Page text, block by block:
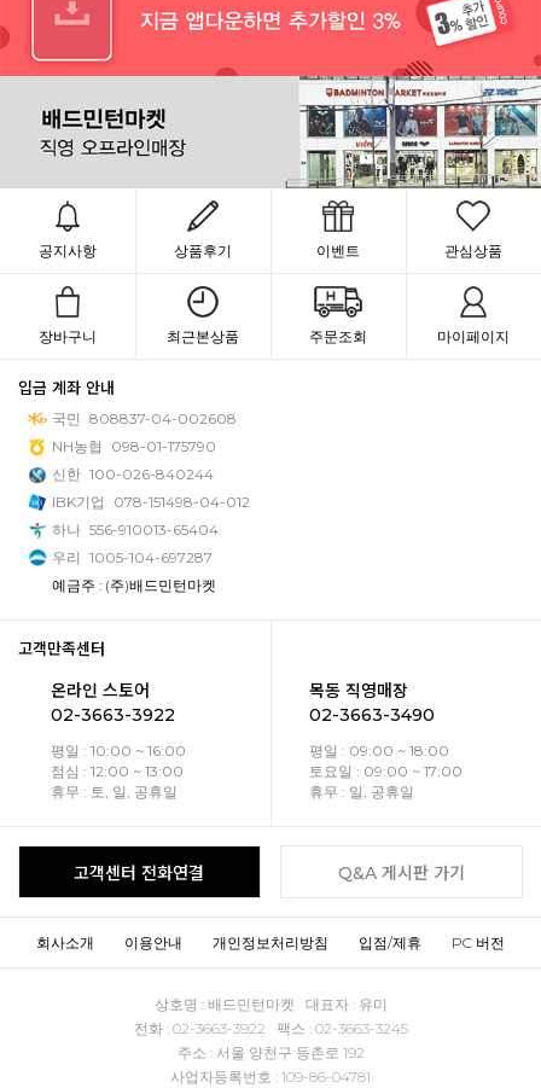
공지사항 상품후기 이벤트 관심상품
장바구니 최근본상품 주문조회 마이페이지
입금 계좌 안내
국민 808837-04-002608
NH농협
098-01-175790
신한 100-026-840244
IBK기업
078-151498-04-012
하나 556-910013-65404
우리 1005-104-697287
예금주 : (주)배드민턴마켓
고객만족센터
온라인 스토어
02-3663-3922
평일 : 10:00 ~ 16:00
점심 : 12:00 ~ 13:00
휴무 : 토, 일, 공휴일
목동 직영매장
02-3663-3490
평일 : 09:00 ~ 18:00
토요일 : 09:00 ~ 17:00
휴무 : 일, 공휴일
고객센터 전화연결 Q&A 게시판 가기
회사소개 이용안내 개인정보처리방침 입점/제휴 PC 버전
상호명 : 배드민턴마켓 대표자 : 유미
전화 : 02-3663-3922 팩스 : 02-3663-3245
주소 : 서울 양천구 등촌로 192
사업자등록번호 : 109-86-04781